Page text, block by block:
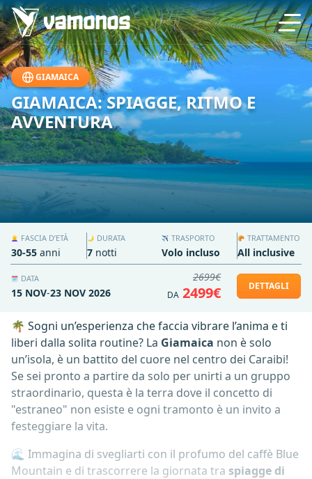
GIAMAICA
GIAMAICA: SPIAGGE, RITMO E
AVVENTURA
🗓️ DATA
15 NOV-23 NOV 2026
🌙 DURATA
7 notti
👱‍♀️ FASCIA D’ETÀ
30-55 anni
✈️ TRASPORTO
Volo incluso
🥐 TRATTAMENTO
All inclusive
2699€
DA 2499€ DETTAGLI
🌴 Sogni un’esperienza che faccia vibrare l’anima e ti
liberi dalla solita routine? La Giamaica non è solo
un’isola, è un battito del cuore nel centro dei Caraibi!
Se sei pronto a partire da solo per unirti a un gruppo
straordinario, questa è la terra dove il concetto di
"estraneo" non esiste e ogni tramonto è un invito a
festeggiare la vita.
🌊 Immagina di svegliarti con il profumo del caffè Blue
Mountain e di trascorrere la giornata tra spiagge di